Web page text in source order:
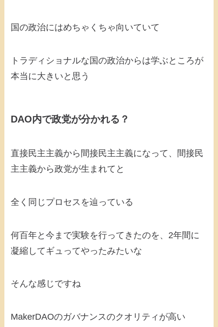
国の政治にはめちゃくちゃ向いていて
トラディショナルな国の政治からは学ぶところが
本当に大きいと思う
DAO内で政党が分かれる？
直接民主主義から間接民主主義になって、間接民
主主義から政党が生まれてと
全く同じプロセスを辿っている
何百年と今まで実験を行ってきたのを、2年間に
凝縮してギュってやったみたいな
そんな感じですね
MakerDAOのガバナンスのクオリティが高い